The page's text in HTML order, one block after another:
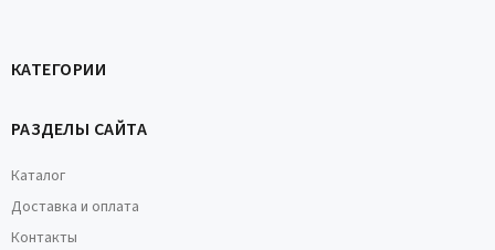
КАТЕГОРИИ
РАЗДЕЛЫ САЙТА
Каталог
Доставка и оплата
Контакты